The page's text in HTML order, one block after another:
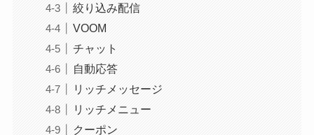
絞り込み配信
VOOM
チャット
自動応答
リッチメッセージ
リッチメニュー
クーポン